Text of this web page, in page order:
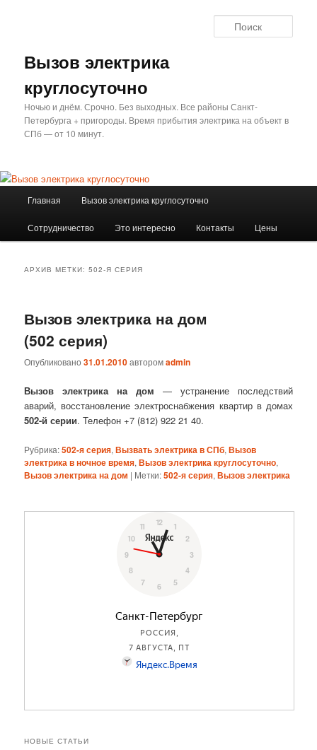
Вызов электрика
круглосуточно
Ночью и днём. Срочно. Без выходных. Все районы Санкт-
Петербурга + пригороды. Время прибытия электрика на объект в
СПб — от 10 минут.
Главная Вызов электрика круглосуточно
Сотрудничество Это интересно Контакты Цены
АРХИВ МЕТКИ:502-Я СЕРИЯ
Вызов электрика на дом
(502 серия)
Опубликовано31.01.2010авторомadmin
Вызов электрика на дом — устранение последствий
аварий, восстановление электроснабжения квартир в домах
502‎-й серии. Телефон +7 (812) 922 21 40.
Рубрика:502-я серия,Вызвать электрика в СПб,Вызов
электрика в ночное время,Вызов электрика круглосуточно,
Вызов электрика на дом | Метки:502-я серия,Вызов электрика
НОВЫЕ СТАТЬИ